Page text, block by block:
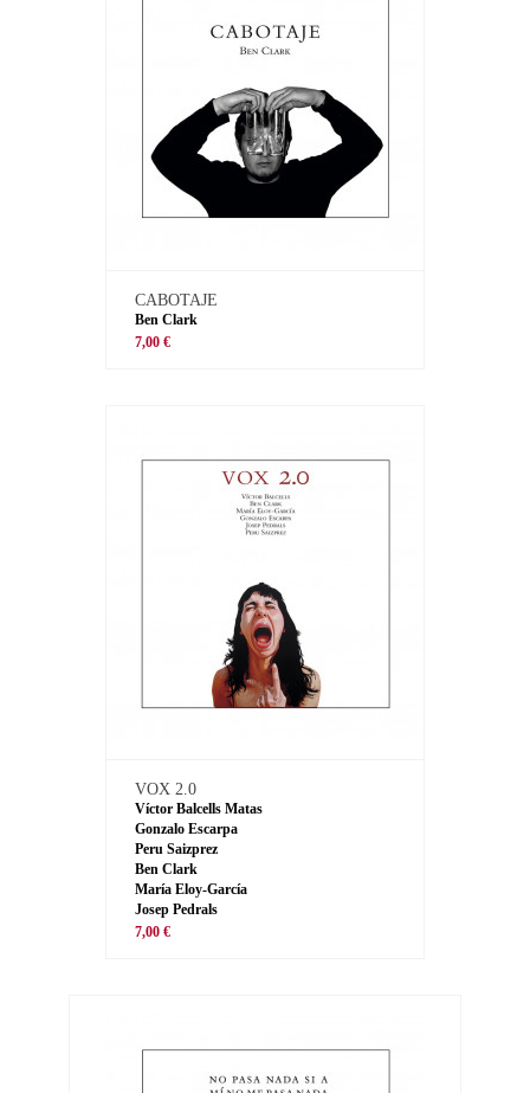
CABOTAJE
Ben Clark
7,00 €
VOX 2.0
Víctor Balcells Matas
Gonzalo Escarpa
Peru Saizprez
Ben Clark
María Eloy-García
Josep Pedrals
7,00 €